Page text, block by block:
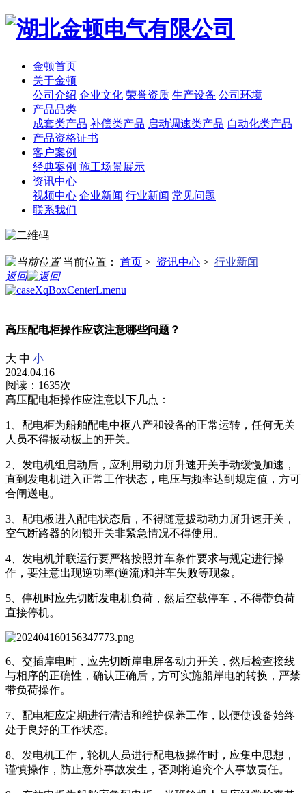
金顿首页
关于金顿
公司介绍 企业文化 荣誉资质 生产设备 公司环境
产品品类
成套类产品 补偿类产品 启动调速类产品 自动化类产品
产品资格证书
客户案例
经典案例 施工场景展示
资讯中心
视频中心 企业新闻 行业新闻 常见问题
联系我们
当前位置： 首页 > 资讯中心 > 行业新闻
返回
高压配电柜操作应该注意哪些问题？
大 中 小
2024.04.16
阅读：1635次
高压配电柜操作应注意以下几点：
1、配电柜为船舶配电中枢八产和设备的正常运转，任何无关
人员不得扳动板上的开关。
2、发电机组启动后，应利用动力屏升速开关手动缓慢加速，
直到发电机进入正常工作状态，电压与频率达到规定值，方可
合闸送电。
3、配电板进入配电状态后，不得随意拔动动力屏升速开关，
空气断路器的闭锁开关非紧急情况不得使用。
4、发电机并联运行要严格按照并车条件要求与规定进行操
作，要注意出现逆功率(逆流)和并车失败等现象。
5、停机时应先切断发电机负荷，然后空载停车，不得带负荷
直接停机。
6、交插岸电时，应先切断岸电屏各动力开关，然后检查接线
与相序的正确性，确认正确后，方可实施船岸电的转换，严禁
带负荷操作。
7、配电柜应定期进行清洁和维护保养工作，以便使设备始终
处于良好的工作状态。
8、发电机工作，轮机人员进行配电板操作时，应集中思想，
谨慎操作，防止意外事故发生，否则将追究个人事故责任。